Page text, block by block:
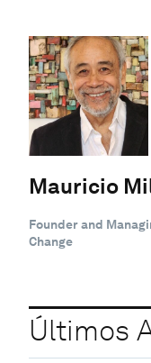
Mauricio
Founder and
Change
Últimos